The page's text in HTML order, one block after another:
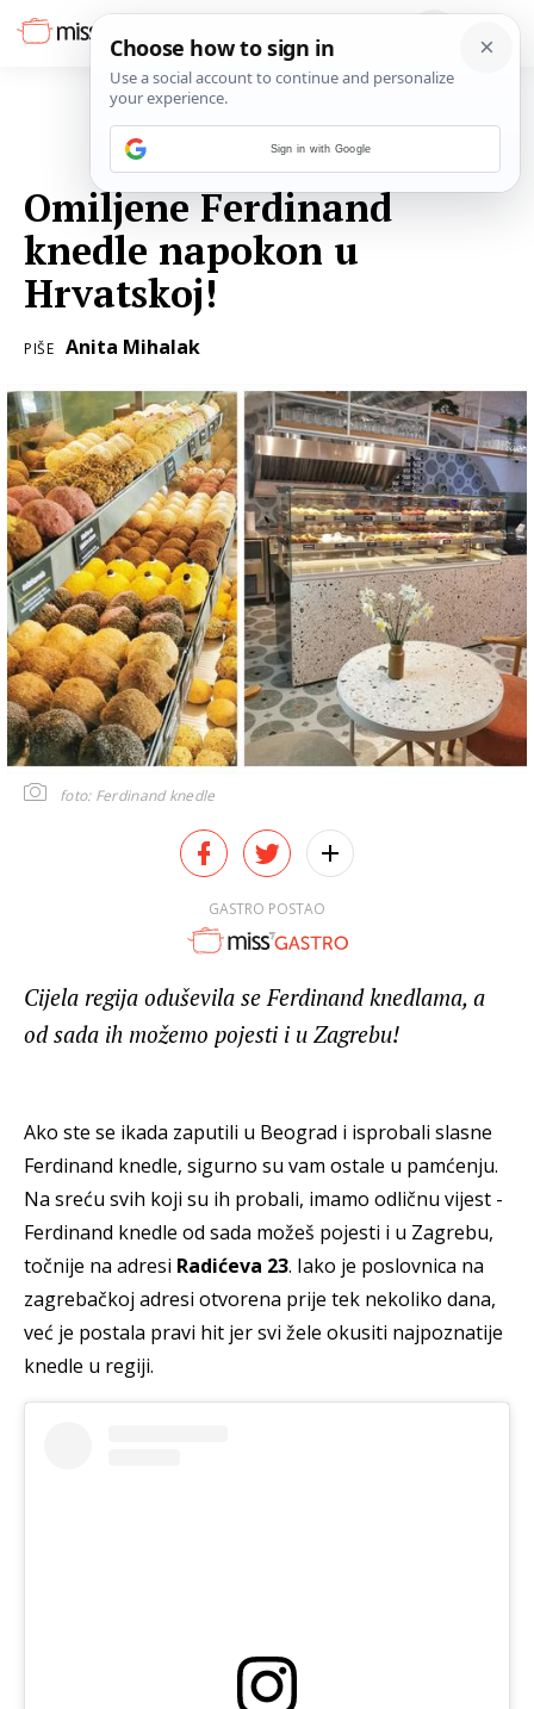
Omiljene Ferdinand
knedle napokon u
Hrvatskoj!
PIŠE Anita Mihalak
foto: Ferdinand knedle
GASTRO POSTAO
Cijela regija oduševila se Ferdinand knedlama, a
od sada ih možemo pojesti i u Zagrebu!
Ako ste se ikada zaputili u Beograd i isprobali slasne
Ferdinand knedle, sigurno su vam ostale u pamćenju.
Na sreću svih koji su ih probali, imamo odličnu vijest -
Ferdinand knedle od sada možeš pojesti i u Zagrebu,
točnije na adresi Radićeva 23. Iako je poslovnica na
zagrebačkoj adresi otvorena prije tek nekoliko dana,
već je postala pravi hit jer svi žele okusiti najpoznatije
knedle u regiji.
Sign in with Google